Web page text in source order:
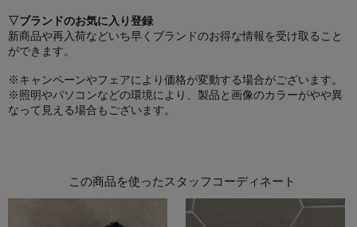
▽ブランドのお気に入り登録
新商品や再入荷などいち早くブランドのお得な情報を受け取ること
ができます。
※キャンペーンやフェアにより価格が変動する場合がございます。
※照明やパソコンなどの環境により、製品と画像のカラーがやや異
なって見える場合もございます。
この商品を使ったスタッフコーディネート